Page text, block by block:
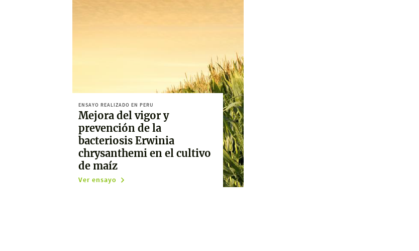
ENSAYO REALIZADO EN PERU
Mejora del vigor y
prevención de la
bacteriosis Erwinia
chrysanthemi en el cultivo
de maíz
Ver ensayo